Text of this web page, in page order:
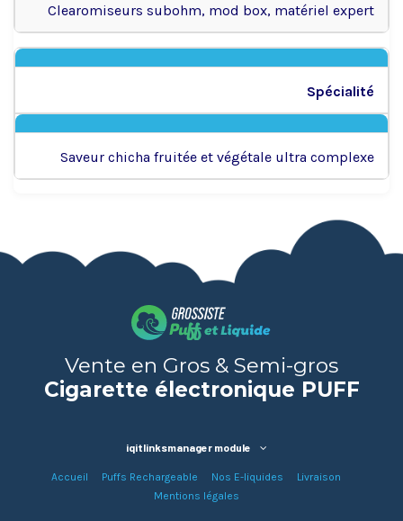
Clearomiseurs subohm, mod box, matériel expert
Spécialité
Saveur chicha fruitée et végétale ultra complexe
Vente en Gros & Semi-gros
Cigarette électronique PUFF
iqitlinksmanager module
Accueil Puffs Rechargeable Nos E-liquides
Livraison
Mentions légales